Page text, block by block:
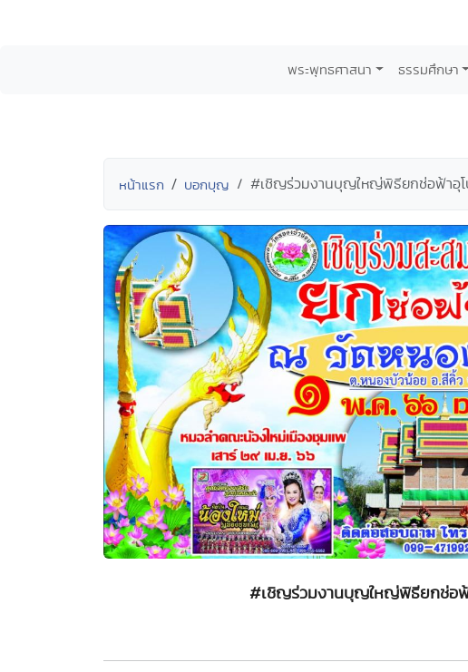
พระพุทธศาสนา ธรรมศึกษา
หน้าแรก บอกบุญ #เชิญร่วมงานบุญใหญ่พิธียกช่อฟ้าอุ
#เชิญร่วมงานบุญใหญ่พิธียกช่อ